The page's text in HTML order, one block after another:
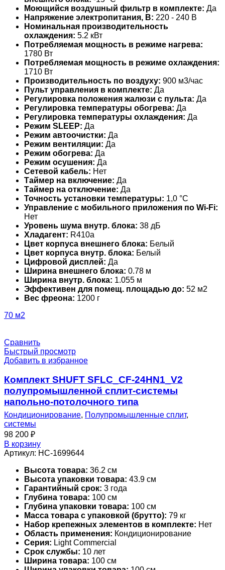
Моющийся воздушный фильтр в комплекте: Да
Напряжение электропитания, В: 220 - 240 В
Номинальная производительность
охлаждения: 5.2 кВт
Потребляемая мощность в режиме нагрева:
1780 Вт
Потребляемая мощность в режиме охлаждения:
1710 Вт
Производительность по воздуху: 900 м3/час
Пульт управления в комплекте: Да
Регулировка положения жалюзи с пульта: Да
Регулировка температуры обогрева: Да
Регулировка температуры охлаждения: Да
Режим SLEEP: Да
Режим автоочистки: Да
Режим вентиляции: Да
Режим обогрева: Да
Режим осушения: Да
Сетевой кабель: Нет
Таймер на включение: Да
Таймер на отключение: Да
Точность установки температуры: 1,0 °С
Управление c мобильного приложения по Wi-Fi:
Нет
Уровень шума внутр. блока: 38 дБ
Хладагент: R410a
Цвет корпуса внешнего блока: Белый
Цвет корпуса внутр. блока: Белый
Цифровой дисплей: Да
Ширина внешнего блока: 0.78 м
Ширина внутр. блока: 1.055 м
Эффективен для помещ. площадью до: 52 м2
Вес фреона: 1200 г
70 м2
Сравнить
Быстрый просмотр
Добавить в избранное
Комплект SHUFT SFLC_CF-24HN1_V2
полупромышленной сплит-системы
напольно-потолочного типа
Кондиционирование, Полупромышленные сплит,
системы
98 200 ₽
В корзину
Артикул: НС-1699644
Высота товара: 36.2 см
Высота упаковки товара: 43.9 см
Гарантийный срок: 3 года
Глубина товара: 100 см
Глубина упаковки товара: 100 см
Масса товара с упаковкой (брутто): 79 кг
Набор крепежных элементов в комплекте: Нет
Область применения: Кондиционирование
Серия: Light Commercial
Срок службы: 10 лет
Ширина товара: 100 см